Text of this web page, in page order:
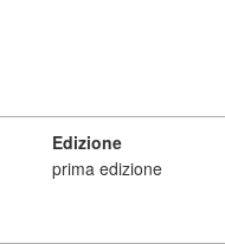
Edizione
prima edizione